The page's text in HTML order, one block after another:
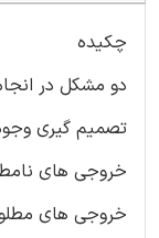
چکیده
دو مشکل در
خروجی های
خروجی های